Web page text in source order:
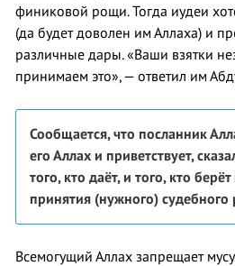
финиковой рощи. Тогда иудеи
(да будет доволен им Аллаха) и
различные дары. «Ваши взятки
принимаем это», — ответил им
Сообщается, что посланник
его Аллах и приветствует,
того, кто даёт, и того, кто
принятия (нужного) судебного
Всемогущий Аллах запрещает